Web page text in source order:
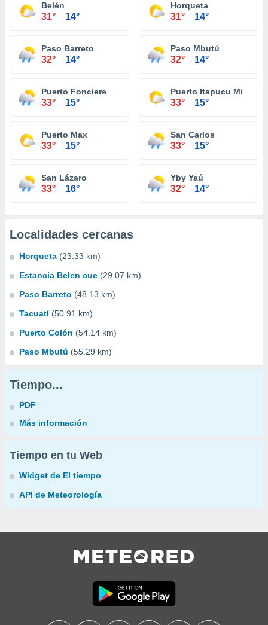
Belén
31° 14°
Horqueta
31° 14°
Paso Barreto
32° 14°
Paso Mbutú
32° 14°
Puerto Fonciere
33° 15°
Puerto Itapucu Mi
33° 15°
Puerto Max
33° 15°
San Carlos
33° 15°
San Lázaro
33° 16°
Yby Yaú
32° 14°
Localidades cercanas
Horqueta (23.33 km)
Estancia Belen cue (29.07 km)
Paso Barreto (48.13 km)
Tacuatí (50.91 km)
Puerto Colón (54.14 km)
Paso Mbutú (55.29 km)
Tiempo...
PDF
Más información
Tiempo en tu Web
Widget de El tiempo
API de Meteorología